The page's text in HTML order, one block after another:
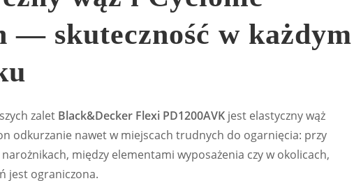
— skuteczność w każdym
zalet Black&Decker Flexi PD1200AVK jest elastyczny wąż
odkurzanie nawet w miejscach trudnych do ogarnięcia: przy
między elementami wyposażenia czy w okolicach,
jest ograniczona.